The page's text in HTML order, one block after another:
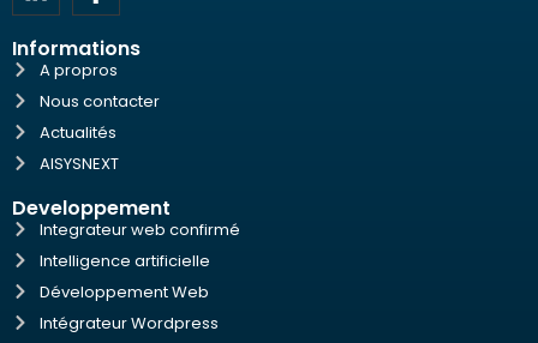
Informations
A propros
Nous contacter
Actualités
AISYSNEXT
Developpement
Integrateur web confirmé
Intelligence artificielle
Développement Web
Intégrateur Wordpress